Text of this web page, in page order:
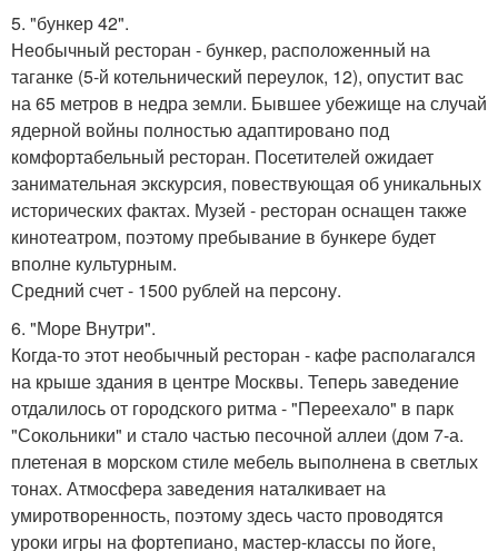
5. "бункер 42".
Необычный ресторан - бункер, расположенный на
таганке (5-й котельнический переулок, 12), опустит вас
на 65 метров в недра земли. Бывшее убежище на случай
ядерной войны полностью адаптировано под
комфортабельный ресторан. Посетителей ожидает
занимательная экскурсия, повествующая об уникальных
исторических фактах. Музей - ресторан оснащен также
кинотеатром, поэтому пребывание в бункере будет
вполне культурным.
Средний счет - 1500 рублей на персону.
6. "Море Внутри".
Когда-то этот необычный ресторан - кафе располагался
на крыше здания в центре Москвы. Теперь заведение
отдалилось от городского ритма - "Переехало" в парк
"Сокольники" и стало частью песочной аллеи (дом 7-а.
плетеная в морском стиле мебель выполнена в светлых
тонах. Атмосфера заведения наталкивает на
умиротворенность, поэтому здесь часто проводятся
уроки игры на фортепиано, мастер-классы по йоге,